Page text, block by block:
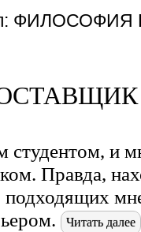
ФИЛОСОФИЯ
студентом, и
Правда,
подходящих
Читать далее